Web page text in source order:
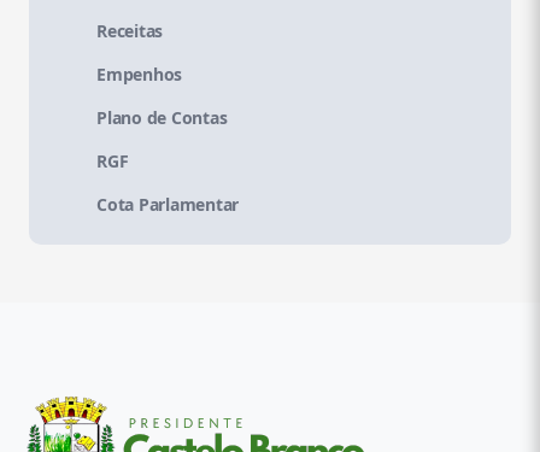
Receitas
Empenhos
Plano de Contas
RGF
Cota Parlamentar